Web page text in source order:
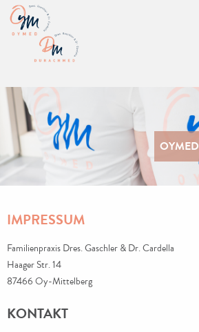
OYMED
IMPRESSUM
Familienpraxis Dres. Gaschler & Dr. Cardella
Haager Str. 14
87466 Oy-Mittelberg
KONTAKT